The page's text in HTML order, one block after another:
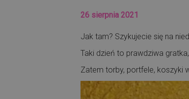
26 sierpnia 2021
Jak tam? Szykujecie się na
Taki dzień to prawdziwa
Zatem torby, portfele, koszyki